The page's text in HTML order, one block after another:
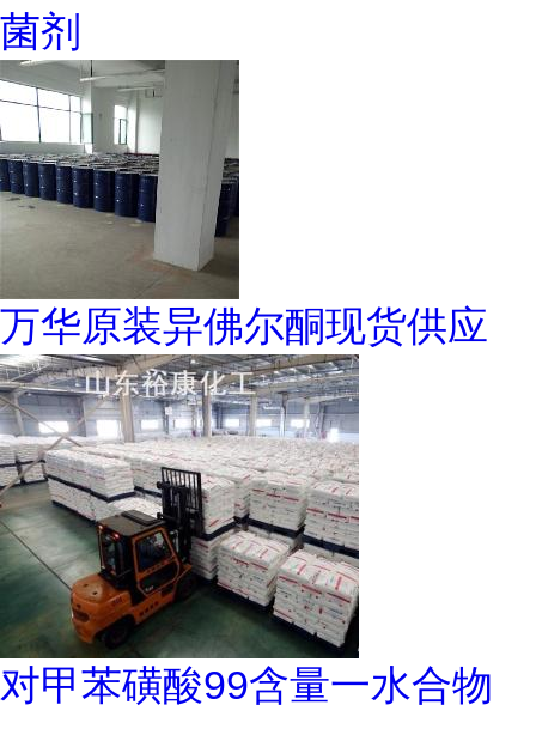
菌剂
万华原装异佛尔酮现货供应
对甲苯磺酸99含量一水合物